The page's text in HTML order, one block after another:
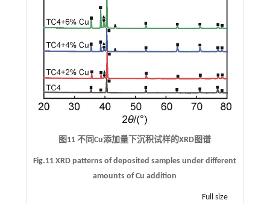
图11 不同Cu添加量下沉积试样的XRD图谱
Fig.11 XRD patterns of deposited samples under different
amounts of Cu addition
Full size